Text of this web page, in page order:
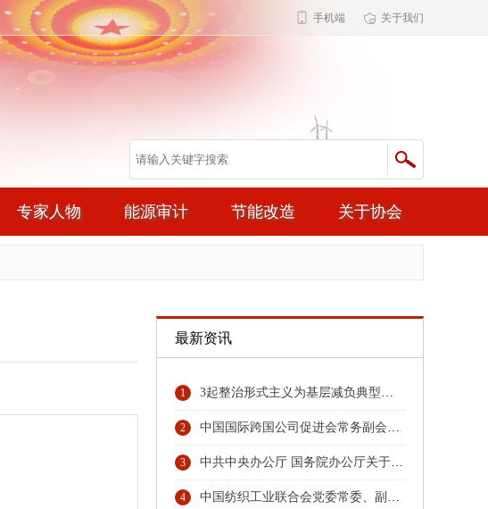
手机端 关于我们
专家人物 能源审计 节能改造 关于协会
最新资讯
1 3起整治形式主义为基层减负典型问题，公开通报！
2 中国国际跨国公司促进会常务副会长张笑宇接受纪律审查和监察调查
3 中共中央办公厅 国务院办公厅关于更高水平更高质量做好节能降碳工作的意见
4 中国纺织工业联合会党委常委、副会长端小平接受纪律审查和监察调查